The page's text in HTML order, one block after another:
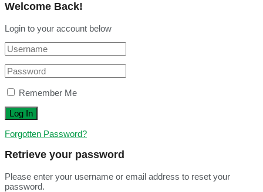
Welcome Back!
Login to your account below
Remember Me
Forgotten Password?
Retrieve your password
Please enter your username or email address to reset your
password.